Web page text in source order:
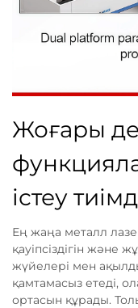
Жоғары
істеу
Ең жаңа металл
қауіпсіздігін және
жүйелері мен
қамтамасыз етеді,
ортасын құрады.